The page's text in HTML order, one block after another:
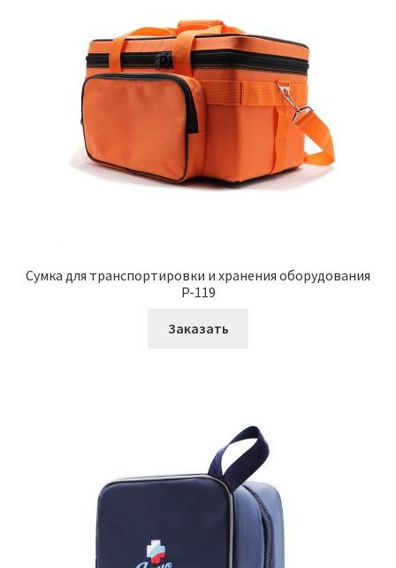
Сумка для транспортировки и хранения оборудования
P-119
Заказать